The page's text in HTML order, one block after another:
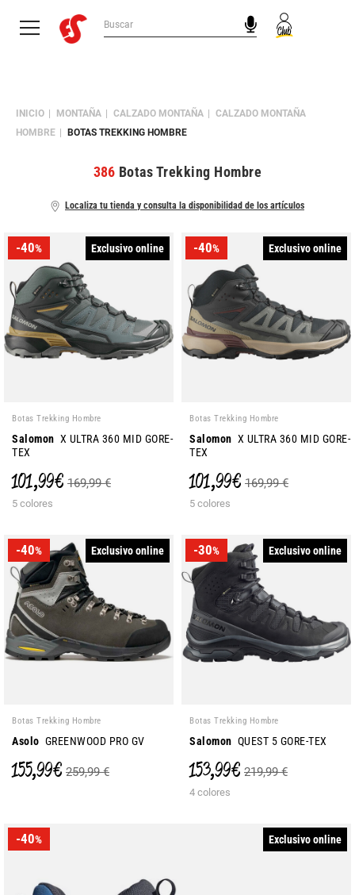
INICIO MONTAÑA CALZADO MONTAÑA
CALZADO MONTAÑA
HOMBRE
BOTAS TREKKING HOMBRE
Localiza tu tienda y consulta la disponibilidad de los artículos
386 Botas Trekking Hombre
-40% Exclusivo online
Botas Trekking Hombre
Salomon X ULTRA 360 MID GORE-
TEX
101,99 € 169,99 €
5 colores
-40% Exclusivo online
Botas Trekking Hombre
Salomon X ULTRA 360 MID GORE-
TEX
101,99 € 169,99 €
5 colores
-40% Exclusivo online
Botas Trekking Hombre
Asolo GREENWOOD PRO GV
155,99 € 259,99 €
-30% Exclusivo online
Botas Trekking Hombre
Salomon QUEST 5 GORE-TEX
153,99 € 219,99 €
4 colores
-40% Exclusivo online